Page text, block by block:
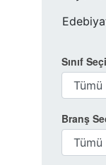
Sınıf
Branş